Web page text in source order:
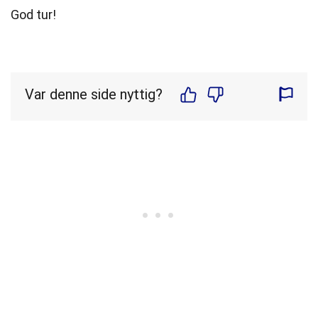
God tur!
Var denne side nyttig?